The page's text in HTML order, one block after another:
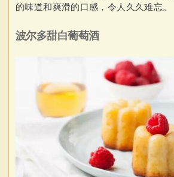
的味道和爽滑的口感，令人久久难忘。
波尔多甜白葡萄酒